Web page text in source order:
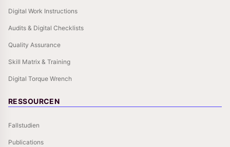
Digital Work Instructions
Audits & Digital Checklists
Quality Assurance
Skill Matrix & Training
Digital Torque Wrench
RESSOURCEN
Fallstudien
Publications